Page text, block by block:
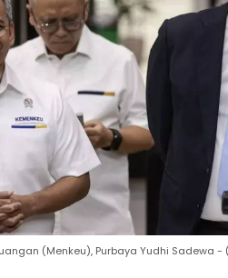
(Menkeu), Purbaya Yudhi Sadewa -